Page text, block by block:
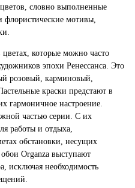
словно выполненные
флористические мотивы,
которые можно часто
эпохи Ренессанса. Это
розовый, карминовый,
краски предстают в
гармоничное настроение.
частью серии. С их
работы и отдыха,
обстановки, несущих
Organza выступают
исключая необходимость